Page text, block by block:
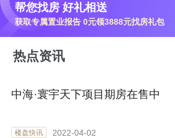
帮您找房 好礼相送
获取专属置业报告 0元领3888元找房礼包
热点资讯
中海·寰宇天下项目期房在售中
楼盘快讯 2022-04-02